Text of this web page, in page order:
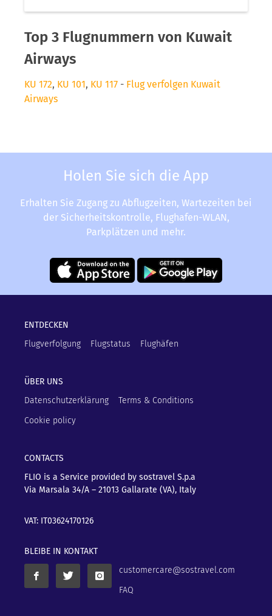
Top 3 Flugnummern von Kuwait
Airways
KU 172, KU 101, KU 117 - Flug verfolgen Kuwait
Airways
Holen Sie sich die App
Erhalten Sie Zugang zu Abflugzeiten, Wartezeiten bei
der Sicherheitskontrolle, Flughafen-WLAN,
Parkplätzen und mehr.
ENTDECKEN
Flugverfolgung
Flugstatus Flughäfen
ÜBER UNS
Datenschutzerklärung
Terms & Conditions
Cookie policy
CONTACTS
FLIO is a Service provided by sostravel S.p.a
Via Marsala 34/A – 21013 Gallarate (VA), Italy
VAT: IT03624170126
BLEIBE IN KONTAKT
customercare@sostravel.com
FAQ